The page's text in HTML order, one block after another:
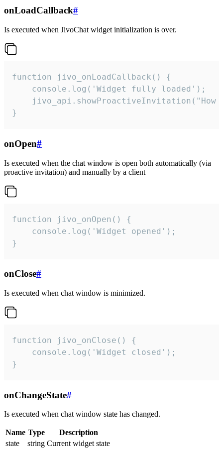
onLoadCallback#
Is executed when JivoChat widget initialization is over.
function jivo_onLoadCallback() {
    console.log('Widget fully loaded');
jivo_api.showProactiveInvitation("How
}
onOpen#
Is executed when the chat window is open both automatically (via
proactive invitation) and manually by a client
function jivo_onOpen() {
    console.log('Widget opened');
}
onClose#
Is executed when chat window is minimized.
function jivo_onClose() {
    console.log('Widget closed');
}
onChangeState#
Is executed when chat window state has changed.
Name Type
Description
state
string Current widget state